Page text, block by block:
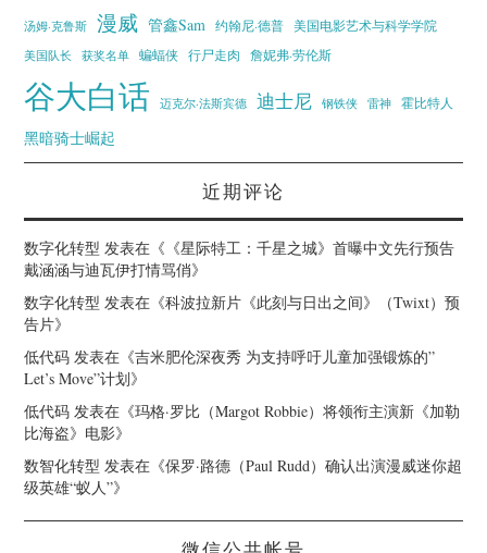
汤姆·克鲁斯 漫威 管鑫Sam 约翰尼·德普
美国电影艺术与科学学院
美国队长
获奖名单 蝙蝠侠 行尸走肉 詹妮弗·劳伦斯
谷大白话 迈克尔·法斯宾德 迪士尼 钢铁侠 雷神 霍比特人
黑暗骑士崛起
近期评论
数字化转型 发表在《 《星际特工：千星之城》首曝中文先行预告
戴涵涵与迪瓦伊打情骂俏》
数字化转型 发表在《科波拉新片《此刻与日出之间》（Twixt）预
告片》
低代码 发表在《吉米肥伦深夜秀 为支持呼吁儿童加强锻炼的”
Let’s Move”计划》
低代码 发表在《玛格·罗比（Margot Robbie）将领衔主演新《加勒
比海盗》电影》
数智化转型 发表在《保罗·路德（Paul Rudd）确认出演漫威迷你超
级英雄“蚁人”》